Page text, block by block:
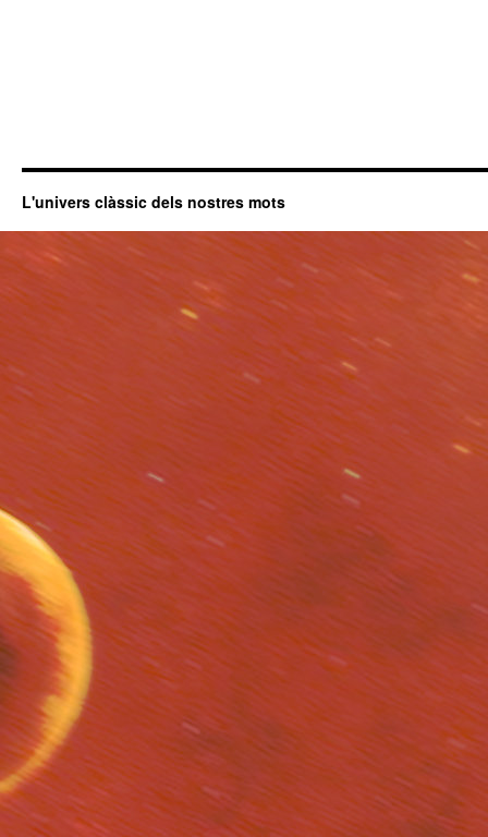
L'univers clàssic dels nostres mots